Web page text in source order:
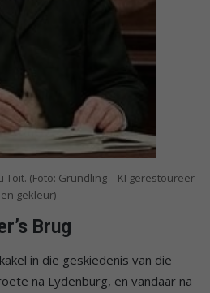
Toit. (Foto: Grundling – KI gerestoureer
en gekleur)
Brug
in die geskiedenis van die
na Lydenburg, en vandaar na